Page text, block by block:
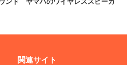
関連サイト